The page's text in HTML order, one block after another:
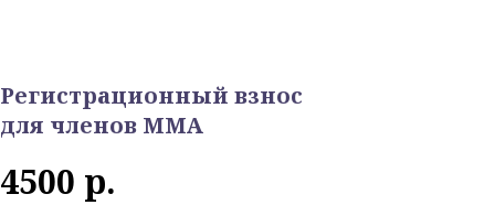
Регистрационный взнос
для членов ММА
4500 р.